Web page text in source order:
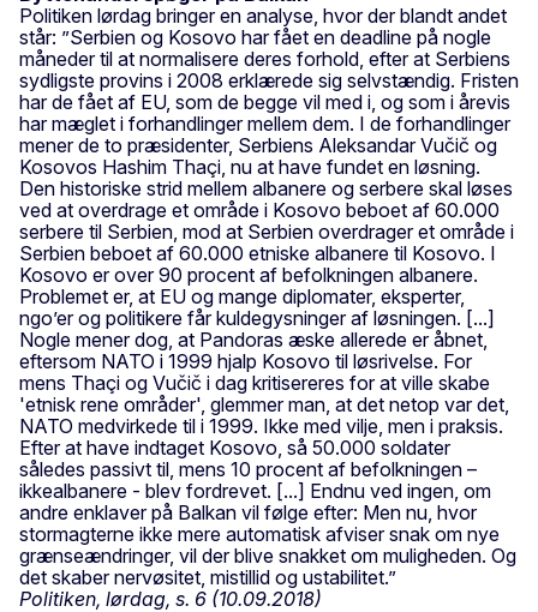
Politiken lørdag bringer en analyse, hvor der blandt andet
står: ”Serbien og Kosovo har fået en deadline på nogle
måneder til at normalisere deres forhold, efter at Serbiens
sydligste provins i 2008 erklærede sig selvstændig. Fristen
har de fået af EU, som de begge vil med i, og som i årevis
har mæglet i forhandlinger mellem dem. I de forhandlinger
mener de to præsidenter, Serbiens Aleksandar Vučič og
Kosovos Hashim Thaçi, nu at have fundet en løsning.
Den historiske strid mellem albanere og serbere skal løses
ved at overdrage et område i Kosovo beboet af 60.000
serbere til Serbien, mod at Serbien overdrager et område i
Serbien beboet af 60.000 etniske albanere til Kosovo. I
Kosovo er over 90 procent af befolkningen albanere.
Problemet er, at EU og mange diplomater, eksperter,
ngo’er og politikere får kuldegysninger af løsningen. [...]
Nogle mener dog, at Pandoras æske allerede er åbnet,
eftersom NATO i 1999 hjalp Kosovo til løsrivelse. For
mens Thaçi og Vučič i dag kritisereres for at ville skabe
'etnisk rene områder', glemmer man, at det netop var det,
NATO medvirkede til i 1999. Ikke med vilje, men i praksis.
Efter at have indtaget Kosovo, så 50.000 soldater
således passivt til, mens 10 procent af befolkningen –
ikkealbanere - blev fordrevet. [...] Endnu ved ingen, om
andre enklaver på Balkan vil følge efter: Men nu, hvor
stormagterne ikke mere automatisk afviser snak om nye
grænseændringer, vil der blive snakket om muligheden. Og
det skaber nervøsitet, mistillid og ustabilitet.”
Politiken, lørdag, s. 6 (10.09.2018)